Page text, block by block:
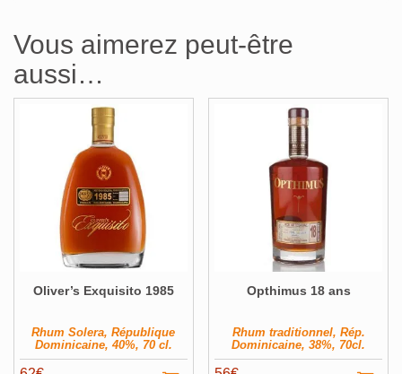
Vous aimerez peut-être
aussi…
Oliver’s Exquisito 1985
Rhum Solera, République
Dominicaine, 40%, 70 cl.
Opthimus 18 ans
Rhum traditionnel, Rép.
Dominicaine, 38%, 70cl.